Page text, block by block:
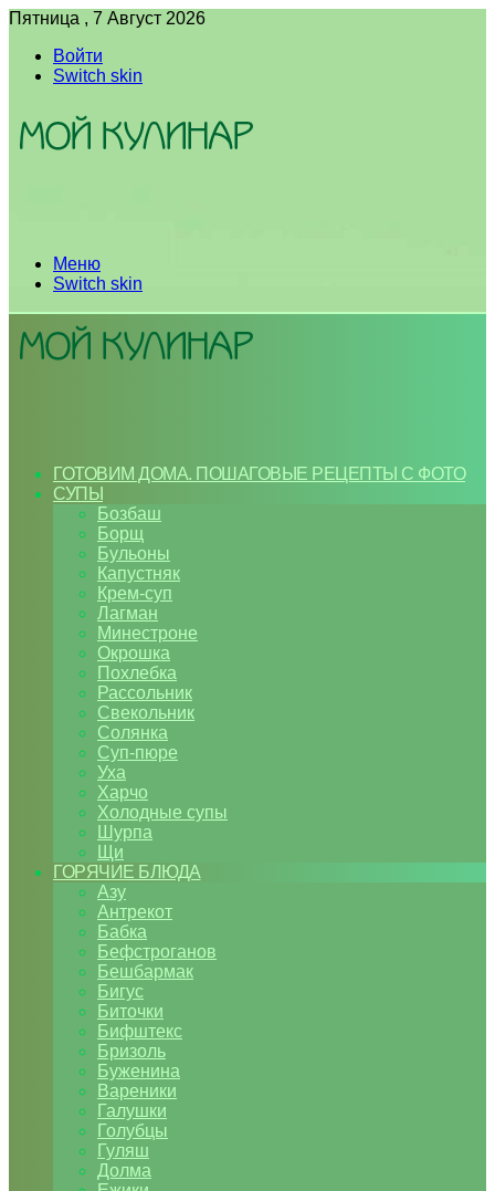
Пятница , 7 Август 2026
Войти
Switch skin
Меню
Switch skin
ГОТОВИМ ДОМА. ПОШАГОВЫЕ РЕЦЕПТЫ С ФОТО
СУПЫ
Бозбаш
Борщ
Бульоны
Капустняк
Крем-суп
Лагман
Минестроне
Окрошка
Похлебка
Рассольник
Свекольник
Солянка
Суп-пюре
Уха
Харчо
Холодные супы
Шурпа
Щи
ГОРЯЧИЕ БЛЮДА
Азу
Антрекот
Бабка
Бефстроганов
Бешбармак
Бигус
Биточки
Бифштекс
Бризоль
Буженина
Вареники
Галушки
Голубцы
Гуляш
Долма